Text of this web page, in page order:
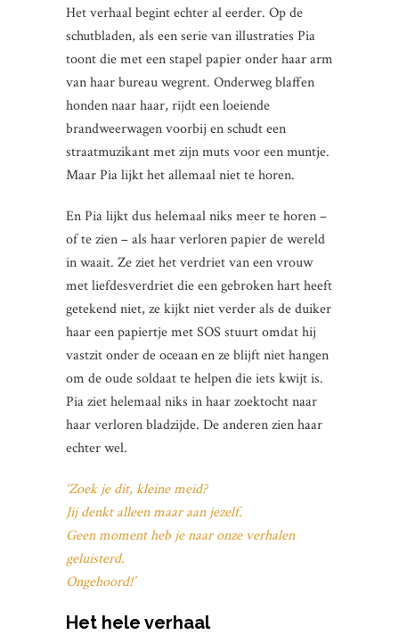
Het verhaal begint echter al eerder. Op de
schutbladen, als een serie van illustraties Pia
toont die met een stapel papier onder haar arm
van haar bureau wegrent. Onderweg blaffen
honden naar haar, rijdt een loeiende
brandweerwagen voorbij en schudt een
straatmuzikant met zijn muts voor een muntje.
Maar Pia lijkt het allemaal niet te horen.
En Pia lijkt dus helemaal niks meer te horen –
of te zien – als haar verloren papier de wereld
in waait. Ze ziet het verdriet van een vrouw
met liefdesverdriet die een gebroken hart heeft
getekend niet, ze kijkt niet verder als de duiker
haar een papiertje met SOS stuurt omdat hij
vastzit onder de oceaan en ze blijft niet hangen
om de oude soldaat te helpen die iets kwijt is.
Pia ziet helemaal niks in haar zoektocht naar
haar verloren bladzijde. De anderen zien haar
echter wel.
‘Zoek je dit, kleine meid?
Jij denkt alleen maar aan jezelf.
Geen moment heb je naar onze verhalen
geluisterd.
Ongehoord!’
Het hele verhaal